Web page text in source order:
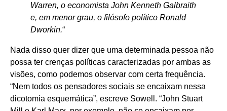
Warren, o economista John Kenneth Galbraith
e, em menor grau, o filósofo político Ronald
Dworkin.“
Nada disso quer dizer que uma determinada pessoa não
possa ter crenças políticas caracterizadas por ambas as
visões, como podemos observar com certa frequência.
“Nem todos os pensadores sociais se encaixam nessa
dicotomia esquemática”, escreve Sowell. “John Stuart